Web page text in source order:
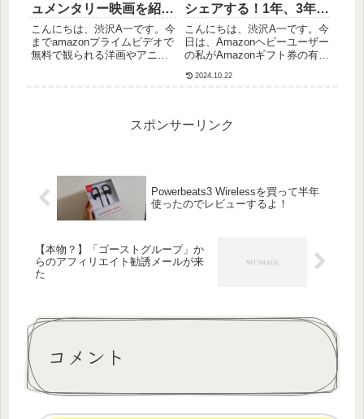
ュメンタリー映画を紹
介！
こんにちは、渋沢A一です。今
までamazonプライムビデオで
無料で観られる洋画やアニ
も良いものも無料で観れるよ
うになりました！これは、
シェアする！1年、3年、
10年、あなたのはどれ？
こんにちは、渋沢A一です。今
日は、Amazonヘビーユーザー
の私がAmazonギフト券の有効
と思います。Amazonギフト券
有効期限があるというのが以
外に知られて...
2024.10.22
スポンサーリンク
Powerbeats3 Wirelessを買って半年
使ったのでレビューするよ！
【本物？】「ゴーストグループ」か
らのアフィリエイト勧誘メールが来
た
コメント